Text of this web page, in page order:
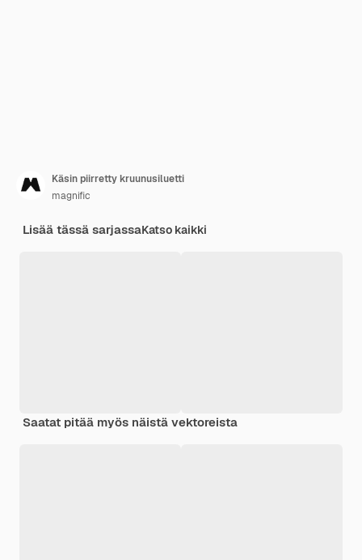
Käsin piirretty kruunusiluetti
magnific
Lisää tässä sarjassaKatso kaikki
Saatat pitää myös näistä vektoreista